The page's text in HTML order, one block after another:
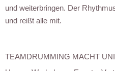
und weiterbringen. Der
und reißt alle mit.
TEAMDRUMMING MACHT